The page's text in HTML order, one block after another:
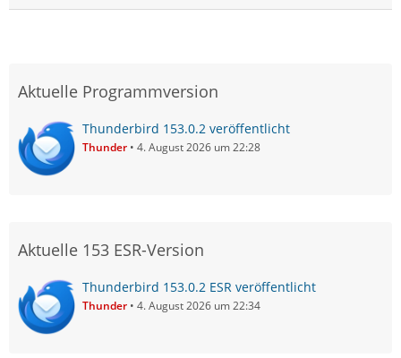
Aktuelle Programmversion
Thunderbird 153.0.2 veröffentlicht
Thunder 4. August 2026 um 22:28
Aktuelle 153 ESR-Version
Thunderbird 153.0.2 ESR veröffentlicht
Thunder 4. August 2026 um 22:34